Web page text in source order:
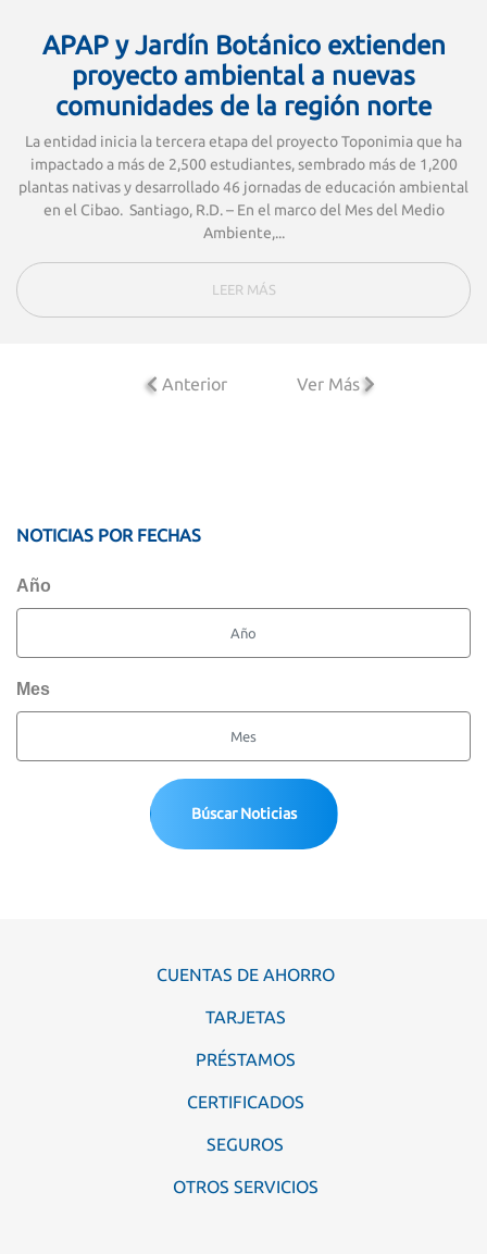
APAP y Jardín Botánico extienden
proyecto ambiental a nuevas
comunidades de la región norte
La entidad inicia la tercera etapa del proyecto Toponimia que ha
impactado a más de 2,500 estudiantes, sembrado más de 1,200
plantas nativas y desarrollado 46 jornadas de educación ambiental
en el Cibao. Santiago, R.D. – En el marco del Mes del Medio
Ambiente,...
LEER MÁS
Anterior Ver Más
NOTICIAS POR FECHAS
Año
Mes
CUENTAS DE AHORRO
TARJETAS
PRÉSTAMOS
CERTIFICADOS
SEGUROS
OTROS SERVICIOS